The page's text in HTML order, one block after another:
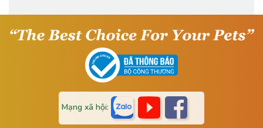
của da lông. Giúp thú
cưng của bạn có bộ
lông bóng mượt, chống
Mạng xã hội: